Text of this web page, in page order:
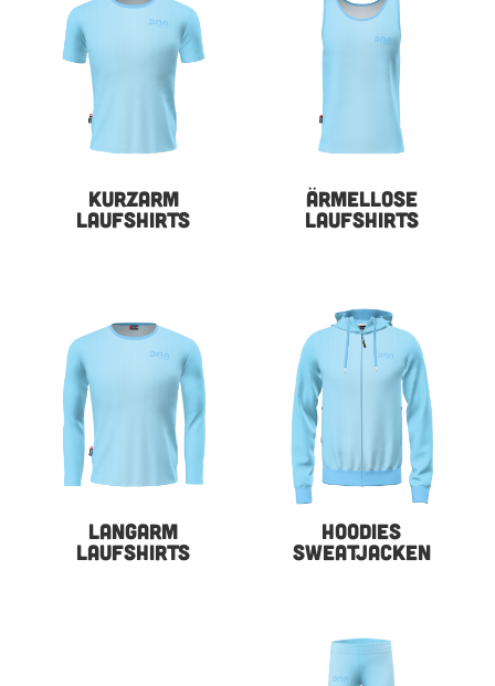
KURZARM
LAUFSHIRTS
ÄRMELLOSE
LAUFSHIRTS
LANGARM
LAUFSHIRTS
HOODIES
SWEATJACKEN